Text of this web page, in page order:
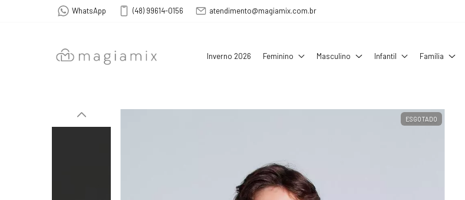
WhatsApp (48) 99614-0156 atendimento@magiamix.com.br
Inverno 2026 Feminino Masculino Infantil Família
ESGOTADO